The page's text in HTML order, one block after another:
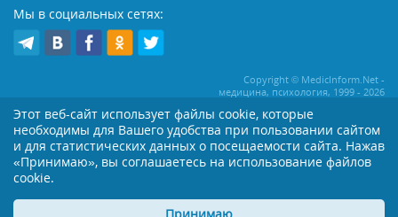
Мы в социальных сетях:
Copyright © MedicInform.Net -
медицина, психология, 1999 - 2026
Копирование или иное распространение статей нашего сайта строго
воспрещается. Копирование раздела "Новости" допускается при наличии
активной открытой для поисковиков ссылки на MedicInform.Net
Материалы на сайте представлены в справочных целях. Редакция не всегда
применением тех или иных рекомендаций настоятельно рекомендуется
посоветоваться с Вашим лечащим врачом!
Этот веб-сайт использует файлы cookie, которые
необходимы для Вашего удобства при пользовании сайтом
и для статистических данных о посещаемости сайта. Нажав
«Принимаю», вы соглашаетесь на использование файлов
cookie.